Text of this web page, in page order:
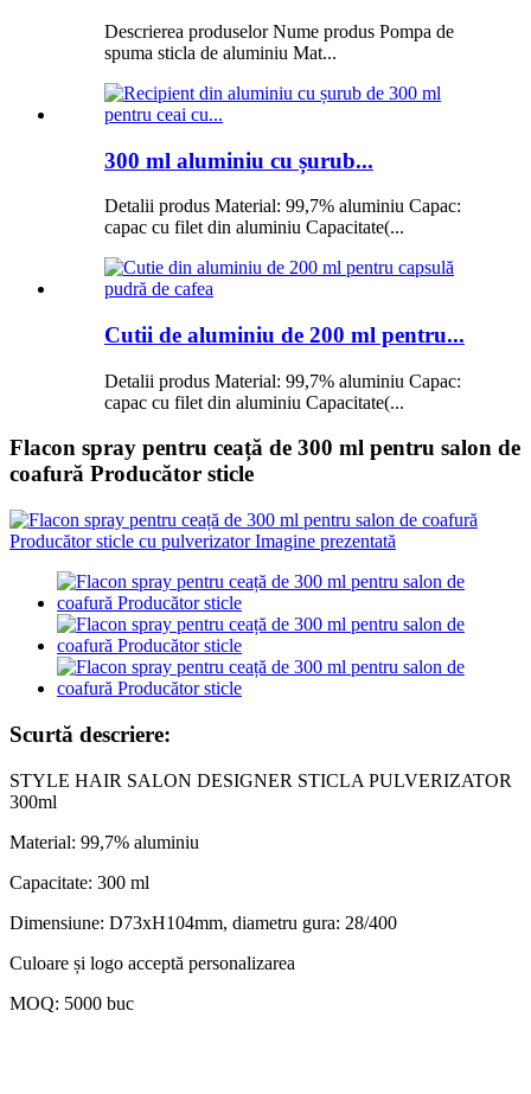
Descrierea produselor Nume produs Pompa de
spuma sticla de aluminiu Mat...
300 ml aluminiu cu șurub...
Detalii produs Material: 99,7% aluminiu Capac:
capac cu filet din aluminiu Capacitate(...
Cutii de aluminiu de 200 ml pentru...
Detalii produs Material: 99,7% aluminiu Capac:
capac cu filet din aluminiu Capacitate(...
Flacon spray pentru ceață de 300 ml pentru salon de
coafură Producător sticle
Scurtă descriere:
STYLE HAIR SALON DESIGNER STICLA PULVERIZATOR
300ml
Material: 99,7% aluminiu
Capacitate: 300 ml
Dimensiune: D73xH104mm, diametru gura: 28/400
Culoare și logo acceptă personalizarea
MOQ: 5000 buc